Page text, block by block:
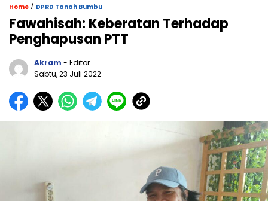
Home / DPRD Tanah Bumbu
Fawahisah: Keberatan Terhadap
Penghapusan PTT
Akram - Editor
Sabtu, 23 Juli 2022